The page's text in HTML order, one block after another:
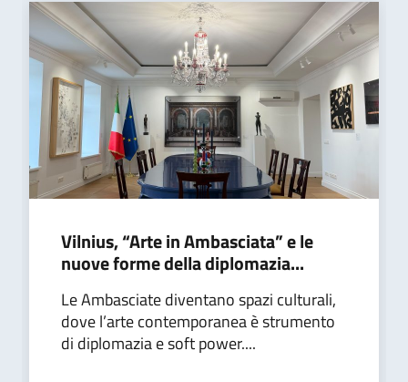
Vilnius, “Arte in Ambasciata” e le
nuove forme della diplomazia...
Le Ambasciate diventano spazi culturali,
dove l’arte contemporanea è strumento
di diplomazia e soft power....